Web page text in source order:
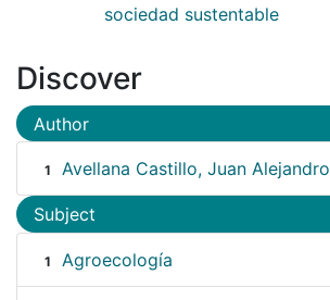
sociedad sustentable
Discover
Author
1 Avellana Castillo, Juan Alejandro
Subject
1 Agroecología